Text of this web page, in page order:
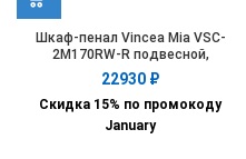
Шкаф-пенал Vincea Mia VSC-
2M170RW-R подвесной,
1700*350*350, R.Wood, правый
22930 ₽
Скидка 15% по промокоду
January